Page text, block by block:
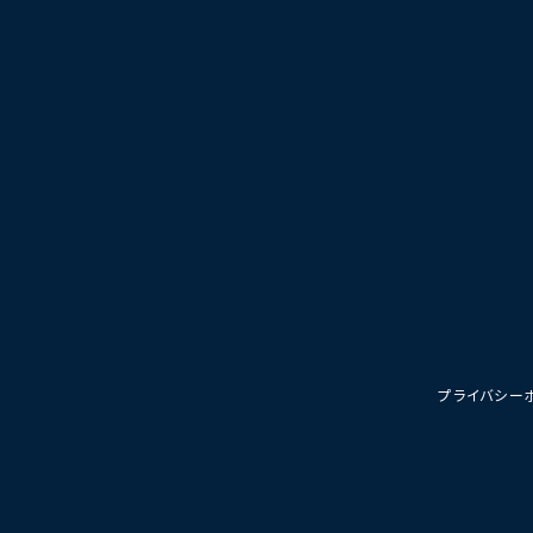
プライバシー